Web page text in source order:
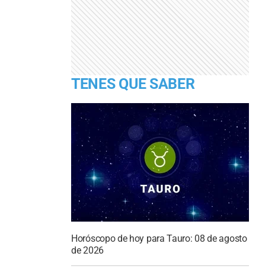
TENES QUE SABER
Horóscopo de hoy para Tauro: 08 de agosto
de 2026